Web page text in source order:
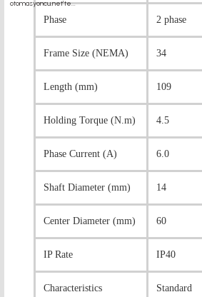
Phase 2 phase
Frame Size (NEMA) 34
Length (mm) 109
Holding Torque (N.m) 4.5
Phase Current (A) 6.0
Shaft Diameter (mm) 14
Center Diameter (mm) 60
IP Rate IP40
Characteristics Standard